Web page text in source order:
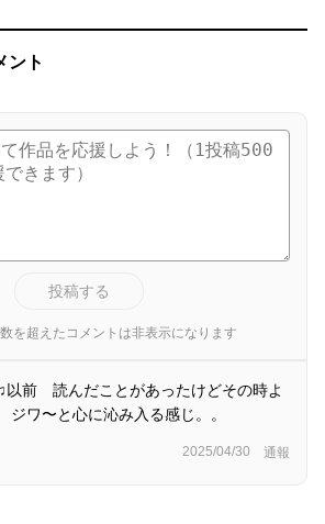
ント
投稿する
を超えたコメントは非表示になります
以前 読んだことがあったけどその時よ
ワ〜と心に沁み入る感じ。。
2025/04/30 通報